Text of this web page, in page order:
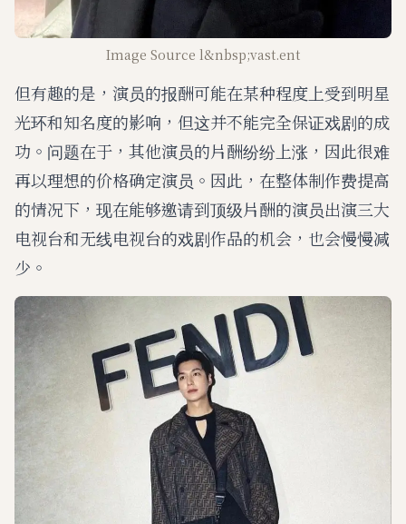
Image Source l&nbsp;vast.ent
但有趣的是，演员的报酬可能在某种程度上受到明星
光环和知名度的影响，但这并不能完全保证戏剧的成
功。问题在于，其他演员的片酬纷纷上涨，因此很难
再以理想的价格确定演员。因此，在整体制作费提高
的情况下，现在能够邀请到顶级片酬的演员出演三大
电视台和无线电视台的戏剧作品的机会，也会慢慢减
少。